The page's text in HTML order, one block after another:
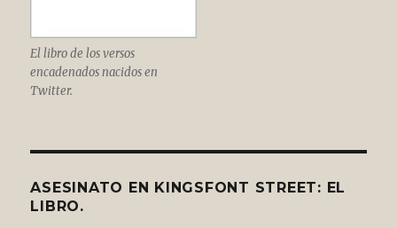
El libro de los versos
encadenados nacidos en
Twitter.
ASESINATO EN KINGSFONT STREET: EL
LIBRO.